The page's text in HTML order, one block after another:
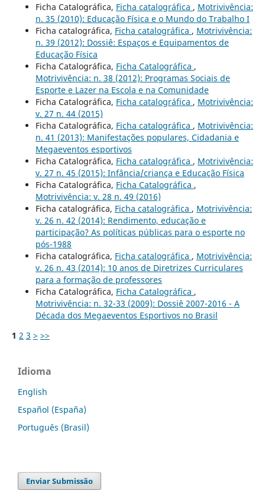
Ficha Catalográfica, Ficha catalográfica , Motrivivência:
n. 35 (2010): Educação Física e o Mundo do Trabalho I
Ficha catalográfica, Ficha catalográfica , Motrivivência:
n. 39 (2012): Dossiê: Espaços e Equipamentos de
Educação Física
Ficha Catalográfica, Ficha Catalográfica ,
Motrivivência: n. 38 (2012): Programas Sociais de
Esporte e Lazer na Escola e na Comunidade
Ficha Catalográfica, Ficha catalográfica , Motrivivência:
v. 27 n. 44 (2015)
Ficha Catalográfica, Ficha catalográfica , Motrivivência:
n. 41 (2013): Manifestações populares, Cidadania e
Megaeventos esportivos
Ficha Catalográfica, Ficha catalográfica , Motrivivência:
v. 27 n. 45 (2015): Infância/criança e Educação Física
Ficha Catalográfica, Ficha Catalográfica ,
Motrivivência: v. 28 n. 49 (2016)
Ficha catalográfica, Ficha catalográfica , Motrivivência:
v. 26 n. 42 (2014): Rendimento, educação e
participação? As políticas públicas para o esporte no
pós-1988
Ficha catalográfica, Ficha catalográfica , Motrivivência:
v. 26 n. 43 (2014): 10 anos de Diretrizes Curriculares
para a formação de professores
Ficha Catalográfica, Ficha Catalográfica ,
Motrivivência: n. 32-33 (2009): Dossiê 2007-2016 - A
Década dos Megaeventos Esportivos no Brasil
1 2 3 > >>
Idioma
English
Español (España)
Português (Brasil)
Enviar Submissão